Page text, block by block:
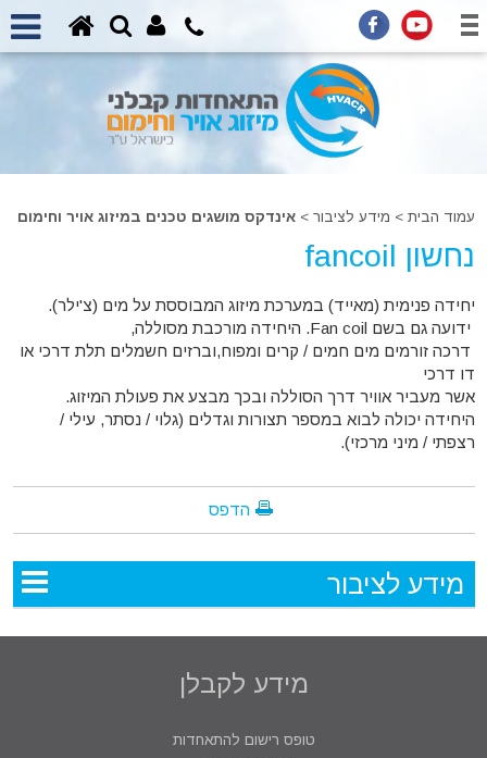
עמוד הבית > מידע לציבור >אינדקס מושגים טכנים במיזוג אויר וחימום
נחשון fancoil
יחידה פנימית (מאייד) במערכת מיזוג המבוססת על מים (צ'ילר).
ידועה גם בשם Fan coil. היחידה מורכבת מסוללה,
דרכה זורמים מים חמים / קרים ומפוח,וברזים חשמלים תלת דרכי או
דו דרכי
אשר מעביר אוויר דרך הסוללה ובכך מבצע את פעולת המיזוג.
היחידה יכולה לבוא במספר תצורות וגדלים (גלוי / נסתר, עילי /
רצפתי / מיני מרכזי).
הדפס
מידע לציבור
מידע לקבלן
טופס רישום להתאחדות